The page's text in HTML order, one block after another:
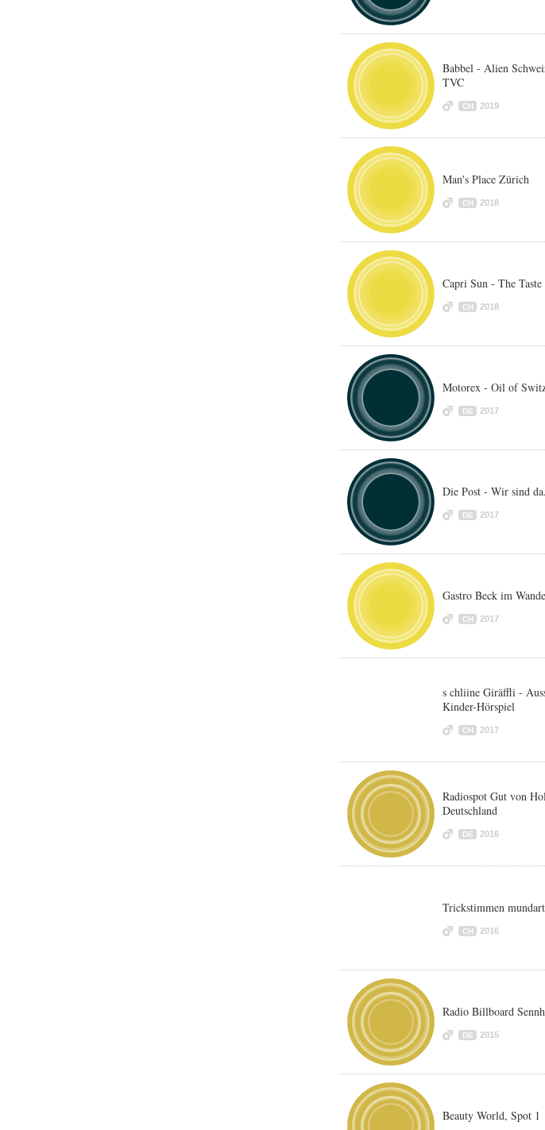
Babbel - Alien
TVC
CH 2019
Man's Place Zürich
CH 2018
Capri Sun - The
CH 2018
Motorex - Oil of
DE 2017
Die Post - Wir sind da.
DE 2017
Gastro Beck im
CH 2017
s chliine Giräffli -
Kinder-Hörspiel
CH 2017
Radiospot Gut von
Deutschland
DE 2016
Trickstimmen mundart
CH 2016
Radio Billboard
DE 2015
Beauty World, Spot 1